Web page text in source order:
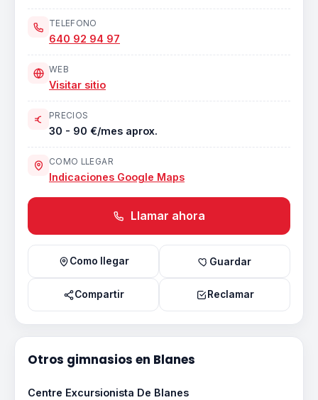
TELEFONO
640 92 94 97
WEB
Visitar sitio
PRECIOS
30 - 90 €/mes aprox.
COMO LLEGAR
Indicaciones Google Maps
Llamar ahora
Como llegar Guardar
Compartir Reclamar
Otros gimnasios en Blanes
Centre Excursionista De Blanes